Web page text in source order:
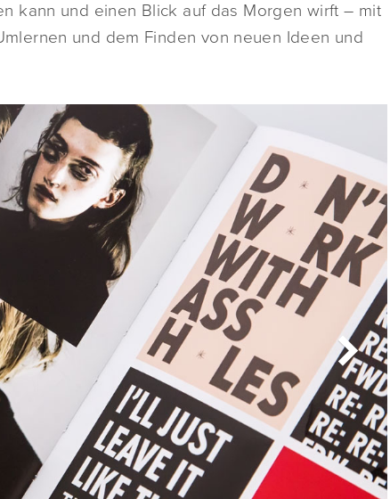
kann und einen Blick auf das Morgen wirft – mit
und dem Finden von neuen Ideen und